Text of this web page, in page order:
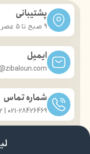
پشتیبانی
9 صبح تا ۵ عصر
ایمیل
شماره تماس
021-28426469 | 031-33686592